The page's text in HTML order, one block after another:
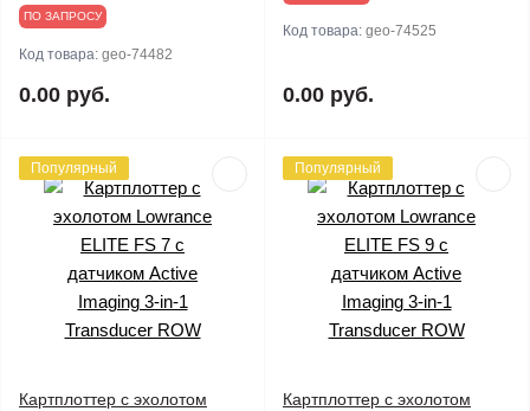
ПО ЗАПРОСУ
Код товара: geo-74482
0.00 руб.
Код товара: geo-74525
0.00 руб.
Популярный
Картплоттер с эхолотом
Популярный
Картплоттер с эхолотом